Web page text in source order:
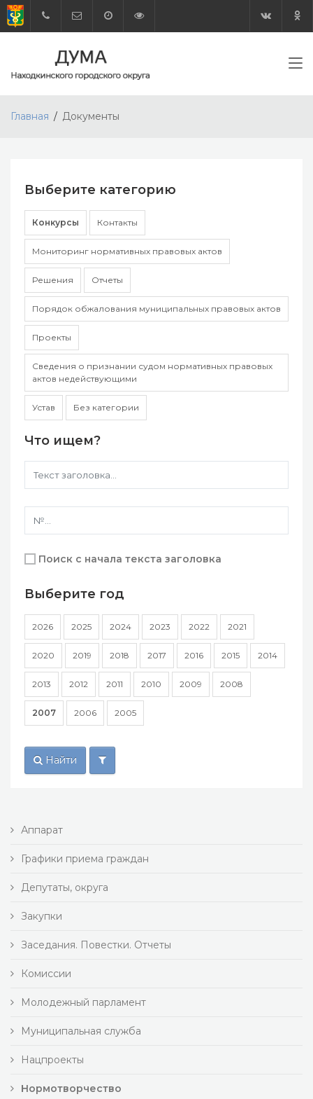
Главная Документы
Выберите категорию
Конкурсы Контакты
Мониторинг нормативных правовых актов
Решения Отчеты
Порядок обжалования муниципальных правовых актов
Проекты
Сведения о признании судом нормативных правовых
актов недействующими
Устав Без категории
Что ищем?
Поиск с начала текста заголовка
Выберите год
2026 2025 2024 2023 2022 2021
2020 2019 2018 2017 2016 2015 2014
2013 2012 2011 2010 2009 2008
2007 2006 2005
Найти
Аппарат
Графики приема граждан
Депутаты, округа
Закупки
Заседания. Повестки. Отчеты
Комиссии
Молодежный парламент
Муниципальная служба
Нацпроекты
Нормотворчество